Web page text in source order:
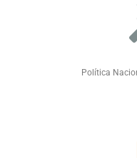
Política